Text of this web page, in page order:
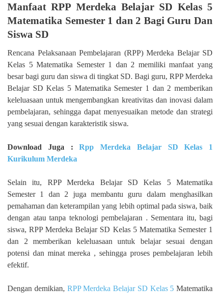
Manfaat RPP Merdeka Belajar SD Kelas 5
Matematika Semester 1 dan 2 Bagi Guru Dan
Siswa SD
Rencana Pelaksanaan Pembelajaran (RPP) Merdeka Belajar SD
Kelas 5 Matematika Semester 1 dan 2 memiliki manfaat yang
besar bagi guru dan siswa di tingkat SD. Bagi guru, RPP Merdeka
Belajar SD Kelas 5 Matematika Semester 1 dan 2 memberikan
keleluasaan untuk mengembangkan kreativitas dan inovasi dalam
pembelajaran, sehingga dapat menyesuaikan metode dan strategi
yang sesuai dengan karakteristik siswa.
Download Juga :Rpp Merdeka Belajar SD Kelas 1
Kurikulum Merdeka
Selain itu, RPP Merdeka Belajar SD Kelas 5 Matematika
Semester 1 dan 2 juga membantu guru dalam menghasilkan
pemahaman dan keterampilan yang lebih optimal pada siswa, baik
dengan atau tanpa teknologi pembelajaran . Sementara itu, bagi
siswa, RPP Merdeka Belajar SD Kelas 5 Matematika Semester 1
dan 2 memberikan keleluasaan untuk belajar sesuai dengan
potensi dan minat mereka , sehingga proses pembelajaran lebih
efektif.
Dengan demikian, RPP Merdeka Belajar SD Kelas 5 Matematika